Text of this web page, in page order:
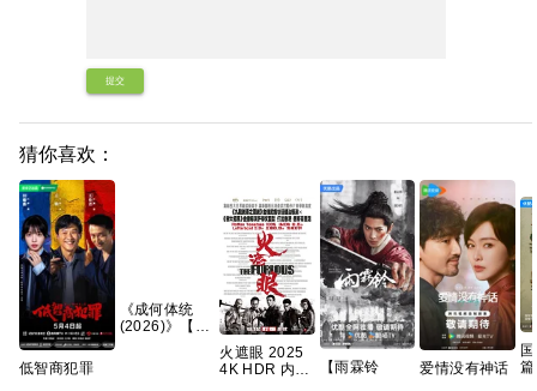
提交
猜你喜欢：
低智商犯罪
《成何体统
(2026)》【4K
火遮眼 2025
4K HDR 内封
【雨霖铃
爱情没有神话